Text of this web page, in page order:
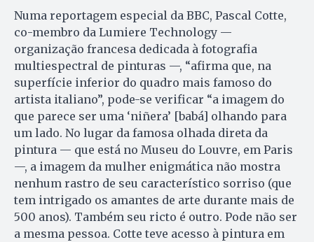
Numa reportagem especial da BBC, Pascal Cotte,
co-membro da Lumiere Technology —
organização francesa dedicada à fotografia
multiespectral de pinturas —, “afirma que, na
superfície inferior do quadro mais famoso do
artista italiano”, pode-se verificar “a imagem do
que parece ser uma ‘niñera’ [babá] olhando para
um lado. No lugar da famosa olhada direta da
pintura — que está no Museu do Louvre, em Paris
—, a imagem da mulher enigmática não mostra
nenhum rastro de seu característico sorriso (que
tem intrigado os amantes de arte durante mais de
500 anos). Também seu ricto é outro. Pode não ser
a mesma pessoa. Cotte teve acesso à pintura em